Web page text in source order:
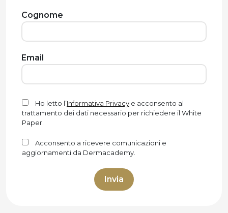
Cognome
Email
Ho letto l’Informativa Privacy e acconsento al
trattamento dei dati necessario per richiedere il White
Paper.
Acconsento a ricevere comunicazioni e
aggiornamenti da Dermacademy.